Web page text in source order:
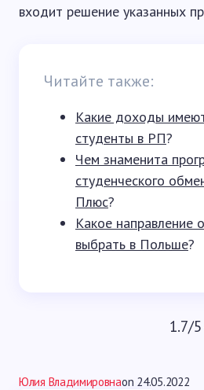
входит решение указанных
Читайте также:
Какие доходы
студенты в РП?
Чем знаменита
студенческого
Плюс?
Какое направление
выбрать в Польше?
1.7/5
Юлия Владимировнаon 24.05.2022